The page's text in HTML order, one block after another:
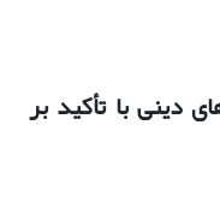
دینی با تأکید بر